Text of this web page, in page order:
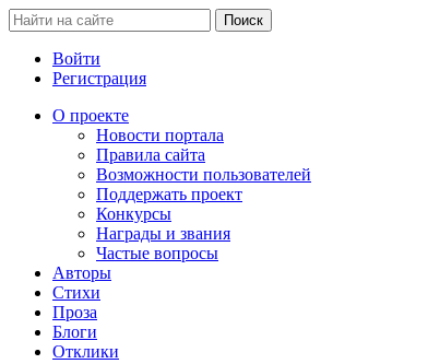
Войти
Регистрация
О проекте
Новости портала
Правила сайта
Возможности пользователей
Поддержать проект
Конкурсы
Награды и звания
Частые вопросы
Авторы
Стихи
Проза
Блоги
Отклики